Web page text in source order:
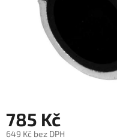
785 Kč
649 Kč bez DPH